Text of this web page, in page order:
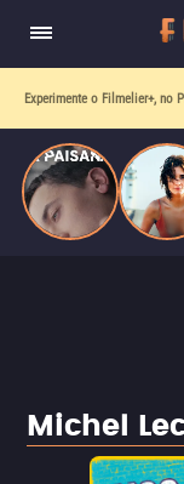
Experimente o Filmelier+, no
Michel
quando se